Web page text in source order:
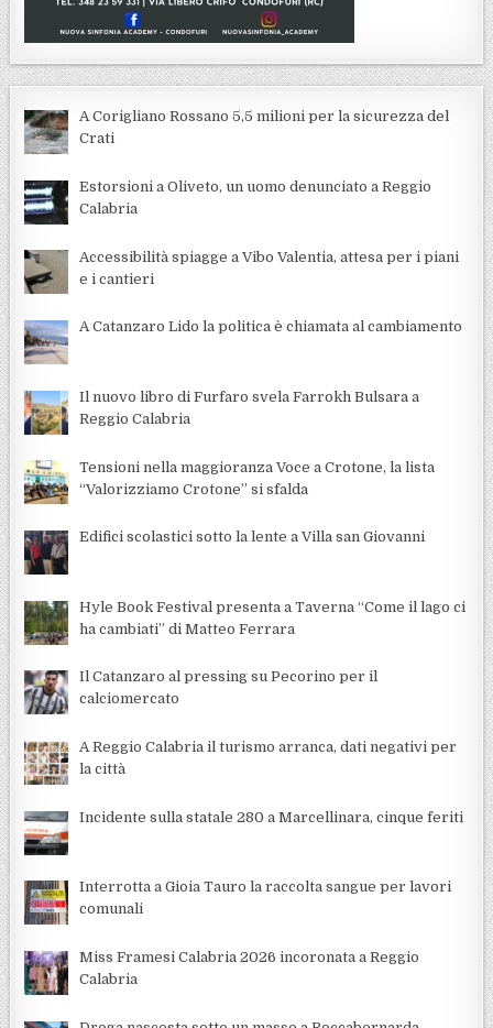
A Corigliano Rossano 5,5 milioni per la sicurezza del
Crati
Estorsioni a Oliveto, un uomo denunciato a Reggio
Calabria
Accessibilità spiagge a Vibo Valentia, attesa per i piani
e i cantieri
A Catanzaro Lido la politica è chiamata al cambiamento
Il nuovo libro di Furfaro svela Farrokh Bulsara a
Reggio Calabria
Tensioni nella maggioranza Voce a Crotone, la lista
“Valorizziamo Crotone” si sfalda
Edifici scolastici sotto la lente a Villa san Giovanni
Hyle Book Festival presenta a Taverna “Come il lago ci
ha cambiati” di Matteo Ferrara
Il Catanzaro al pressing su Pecorino per il
calciomercato
A Reggio Calabria il turismo arranca, dati negativi per
la città
Incidente sulla statale 280 a Marcellinara, cinque feriti
Interrotta a Gioia Tauro la raccolta sangue per lavori
comunali
Miss Framesi Calabria 2026 incoronata a Reggio
Calabria